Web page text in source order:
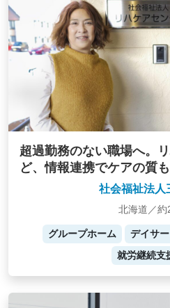
超過勤務のない職場へ。
ど、情報連携でケアの質
社会福祉法人
北海道／約
グループホーム デイサ
就労継続支